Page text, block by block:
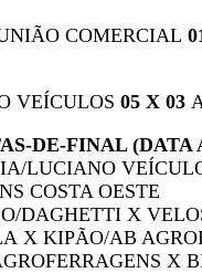
COMERCIAL
VEÍCULOS 05 X 03
DE-FINAL (DATA
LUCIANO
COSTA OESTE
DAGHETTI X
X KIPÃO/AB
X